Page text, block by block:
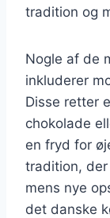
tradition og
Nogle af de
inkluderer
Disse retter
chokolade
en fryd for
tradition,
mens nye
det danske